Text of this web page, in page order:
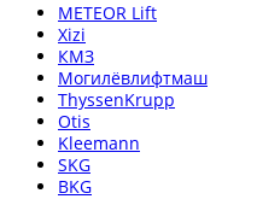
METEOR Lift
Xizi
КМЗ
Могилёвлифтмаш
ThyssenKrupp
Otis
Kleemann
SKG
BKG